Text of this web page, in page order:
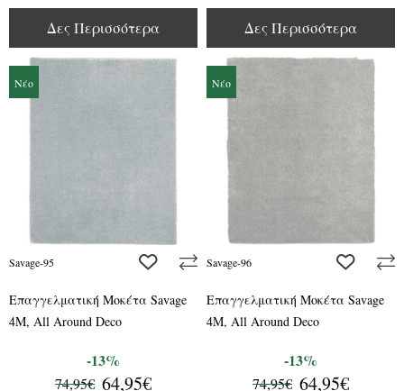
Δες Περισσότερα Δες Περισσότερα
Νέο
Savage-95 add to wishlist
Επαγγελματική Μοκέτα Savage
4M, All Around Deco
74,95€ 64,95€
-13%
Νέο
Savage-96 add to
Επαγγελματική Μοκέτα Savage
4M, All Around Deco
74,95€ 64,95€
-13%